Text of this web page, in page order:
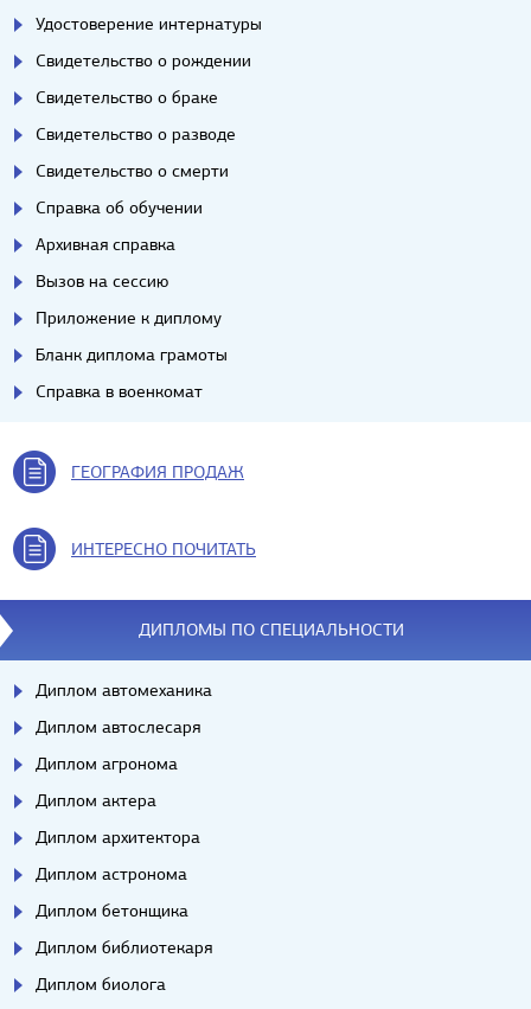
Удостоверение интернатуры
Свидетельство о рождении
Свидетельство о браке
Свидетельство о разводе
Свидетельство о смерти
Справка об обучении
Архивная справка
Вызов на сессию
Приложение к диплому
Бланк диплома грамоты
Справка в военкомат
ГЕОГРАФИЯ ПРОДАЖ
ИНТЕРЕСНО ПОЧИТАТЬ
ДИПЛОМЫ ПО СПЕЦИАЛЬНОСТИ
Диплом автомеханика
Диплом автослесаря
Диплом агронома
Диплом актера
Диплом архитектора
Диплом астронома
Диплом бетонщика
Диплом библиотекаря
Диплом биолога